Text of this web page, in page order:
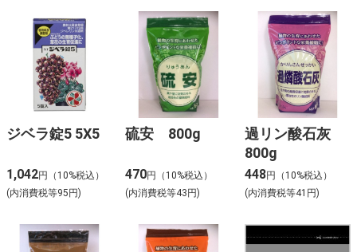
ジベラ錠5 5X5
1,042円（10%税込）
(内消費税等95円)
硫安 800g
470円（10%税込）
(内消費税等43円)
過リン酸石灰
800g
448円（10%税込）
(内消費税等41円)